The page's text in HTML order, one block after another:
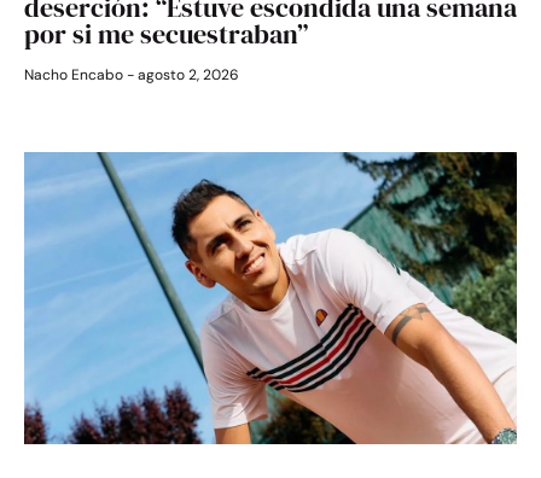
por si me secuestraban”
Nacho Encabo agosto 2, 2026